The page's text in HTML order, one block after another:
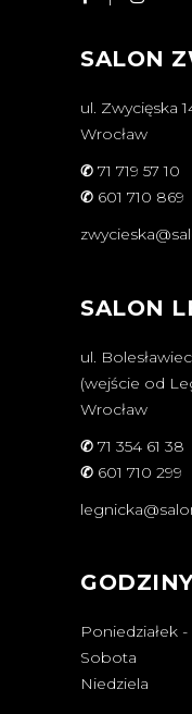
SALON
ul. Zwycięska
Wrocław
✆ 71 719 57 10
✆ 601 710 869
SALON
ul.
(wejście od
Wrocław
✆ 71 354 61 38
✆ 601 710 299
Poniedziałek
Sobota
Niedziela